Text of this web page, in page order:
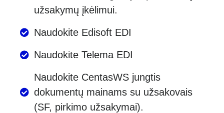
užsakymų įkėlimui.
Naudokite Edisoft EDI
Naudokite Telema EDI
Naudokite CentasWS jungtis
dokumentų mainams su užsakovais
(SF, pirkimo užsakymai).